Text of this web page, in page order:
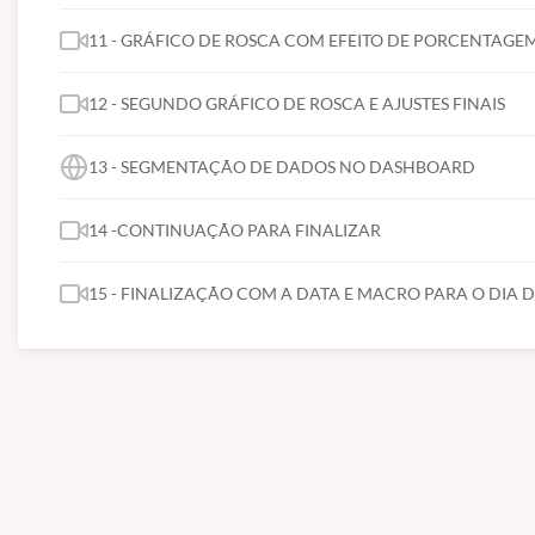
11 - GRÁFICO DE ROSCA COM EFEITO DE
12 - SEGUNDO GRÁFICO DE ROSCA E AJUSTES FINAIS
13 - SEGMENTAÇÃO DE DADOS NO DASHBOARD
14 -CONTINUAÇÃO PARA FINALIZAR
15 - FINALIZAÇÃO COM A DATA E MACRO PARA O DIA